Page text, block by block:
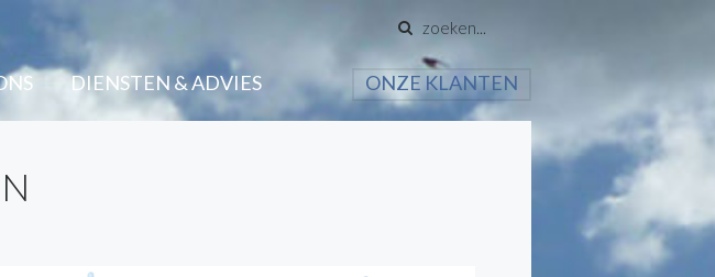
DIENSTEN & ADVIES ONZE KLANTEN